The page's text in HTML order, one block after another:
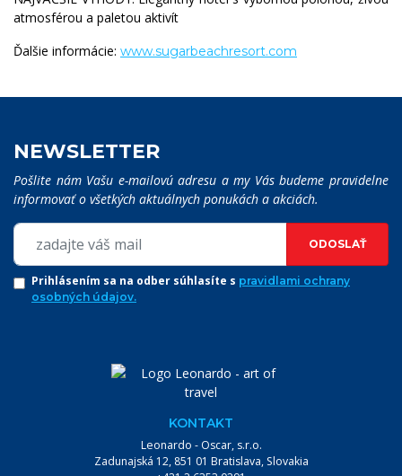
VYHĽADÁVANIE:
atmosférou a paletou aktivít
Ďalšie informácie: www.sugarbeachresort.com
NEWSLETTER
Pošlite nám Vašu e-mailovú adresu a my Vás budeme pravidelne
informovať o všetkých aktuálnych ponukách a akciách.
ODOSLAŤ
Prihlásením sa na odber súhlasíte s pravidlami ochrany
osobných údajov.
KONTAKT
Leonardo - Oscar, s.r.o.
Zadunajská 12, 851 01 Bratislava, Slovakia